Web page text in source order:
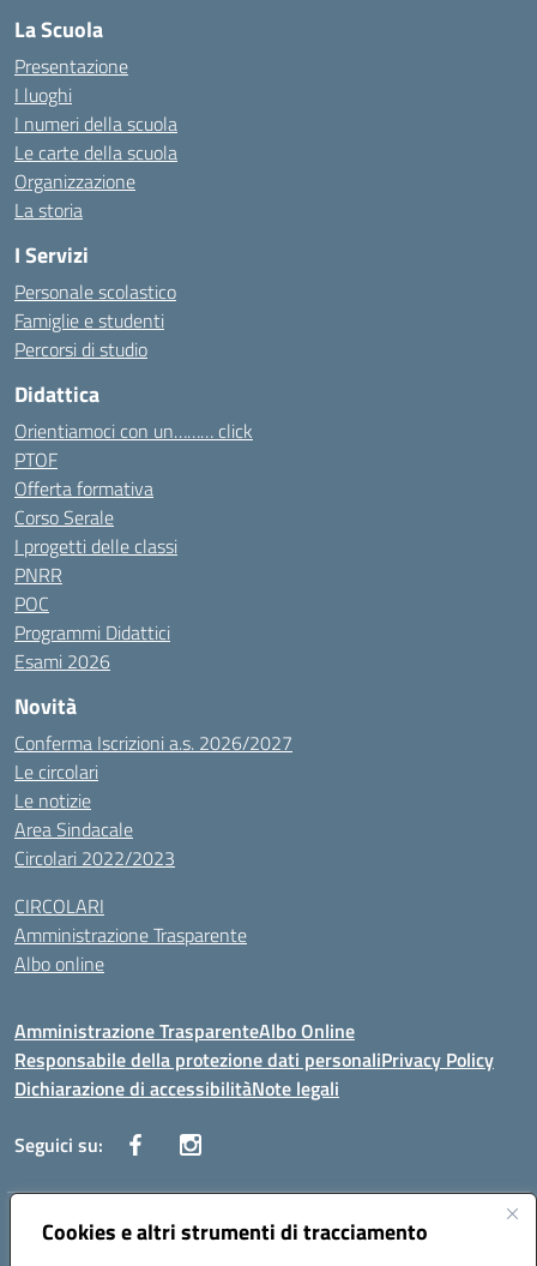
Cookies e altri strumenti di tracciamento
La Scuola
Presentazione
I luoghi
I numeri della scuola
Le carte della scuola
Organizzazione
La storia
I Servizi
Personale scolastico
Famiglie e studenti
Percorsi di studio
Didattica
Orientiamoci con un……… click
PTOF
Offerta formativa
Corso Serale
I progetti delle classi
PNRR
POC
Programmi Didattici
Esami 2026
Novità
Conferma Iscrizioni a.s. 2026/2027
Le circolari
Le notizie
Area Sindacale
Circolari 2022/2023
CIRCOLARI
Amministrazione Trasparente
Albo online
Amministrazione TrasparenteAlbo Online
Responsabile della protezione dati personaliPrivacy Policy
Dichiarazione di accessibilitàNote legali
Seguici su:
Indirizzo:Corso Vittorio Emanuele, 27 90133 - Palermo